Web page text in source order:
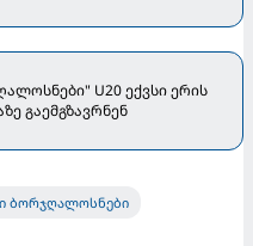
U20 ექვსი ერის
გაემგზავრნენ
ბორჯღალოსნები